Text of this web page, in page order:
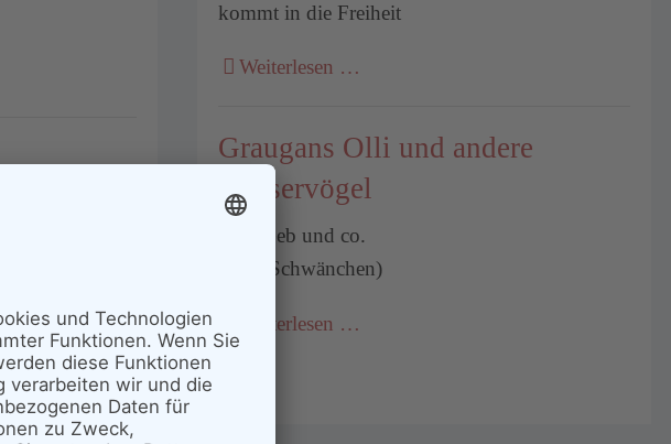
kommt in die Freiheit
Weiterlesen …
Graugans Olli und andere
Wasservögel
Olli, Geb und co.
(inkl. Schwänchen)
Weiterlesen …